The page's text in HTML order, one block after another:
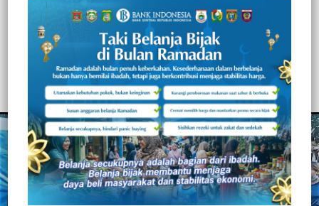
ANAK TORAJA, SALURKAN BANTUAN
KE WARGA KORBAN KEBAKARAN DI
SALUBIANG
Redaksi Jurnaltivi
0 Min Baca
Selasa, 22 Juni 2021
411